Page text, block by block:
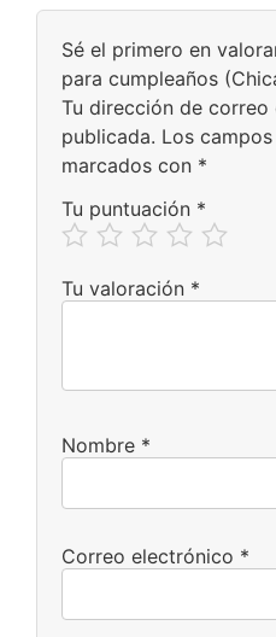
Sé el primero en
para cumpleaños
Tu dirección de
publicada. Los
marcados con *
Tu puntuación *
Tu valoración *
Nombre *
Correo electrónico *